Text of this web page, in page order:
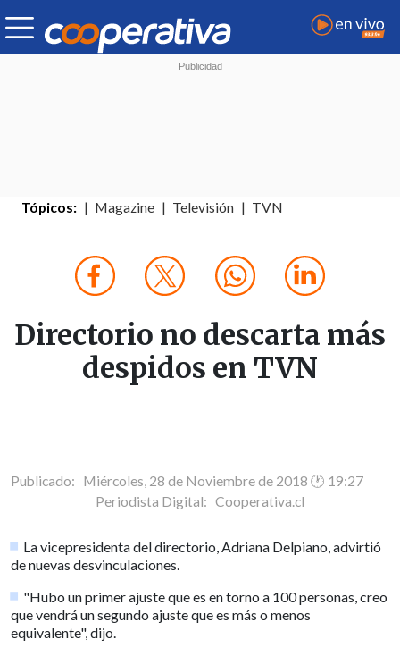
Tópicos: Magazine Televisión TVN
Directorio no descarta más
despidos en TVN
Publicado: Miércoles, 28 de Noviembre de 2018 🕐 19:27
Periodista Digital: Cooperativa.cl
La vicepresidenta del directorio, Adriana Delpiano, advirtió
de nuevas desvinculaciones.
"Hubo un primer ajuste que es en torno a 100 personas, creo
que vendrá un segundo ajuste que es más o menos
equivalente", dijo.